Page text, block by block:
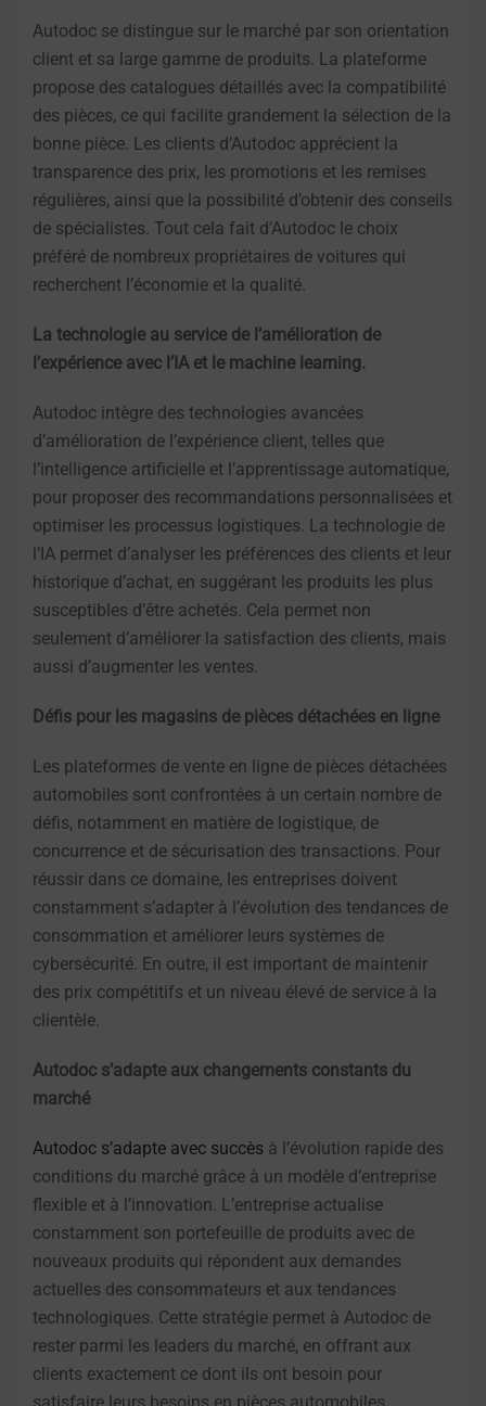
Autodoc se distingue sur le marché par son orientation
client et sa large gamme de produits. La plateforme
propose des catalogues détaillés avec la compatibilité
des pièces, ce qui facilite grandement la sélection de la
bonne pièce. Les clients d’Autodoc apprécient la
transparence des prix, les promotions et les remises
régulières, ainsi que la possibilité d’obtenir des conseils
de spécialistes. Tout cela fait d’Autodoc le choix
préféré de nombreux propriétaires de voitures qui
recherchent l’économie et la qualité.
La technologie au service de l’amélioration de
l’expérience avec l’IA et le machine learning.
Autodoc intègre des technologies avancées
d’amélioration de l’expérience client, telles que
l’intelligence artificielle et l’apprentissage automatique,
pour proposer des recommandations personnalisées et
optimiser les processus logistiques. La technologie de
l’IA permet d’analyser les préférences des clients et leur
historique d’achat, en suggérant les produits les plus
susceptibles d’être achetés. Cela permet non
seulement d’améliorer la satisfaction des clients, mais
aussi d’augmenter les ventes.
Défis pour les magasins de pièces détachées en ligne
Les plateformes de vente en ligne de pièces détachées
automobiles sont confrontées à un certain nombre de
défis, notamment en matière de logistique, de
concurrence et de sécurisation des transactions. Pour
réussir dans ce domaine, les entreprises doivent
constamment s’adapter à l’évolution des tendances de
consommation et améliorer leurs systèmes de
cybersécurité. En outre, il est important de maintenir
des prix compétitifs et un niveau élevé de service à la
clientèle.
Autodoc s’adapte aux changements constants du
marché
Autodoc s’adapte avec succès à l’évolution rapide des
conditions du marché grâce à un modèle d’entreprise
flexible et à l’innovation. L’entreprise actualise
constamment son portefeuille de produits avec de
nouveaux produits qui répondent aux demandes
actuelles des consommateurs et aux tendances
technologiques. Cette stratégie permet à Autodoc de
rester parmi les leaders du marché, en offrant aux
clients exactement ce dont ils ont besoin pour